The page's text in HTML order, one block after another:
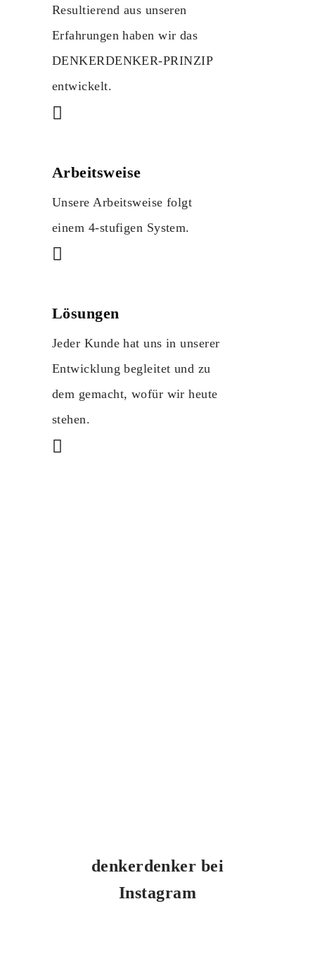
Resultierend aus unseren
Erfahrungen haben wir das
DENKERDENKER-PRINZIP
entwickelt.
Arbeitsweise
Unsere Arbeitsweise folgt
einem 4-stufigen System.
Lösungen
Jeder Kunde hat uns in unserer
Entwicklung begleitet und zu
dem gemacht, wofür wir heute
stehen.
denkerdenker bei
Instagram